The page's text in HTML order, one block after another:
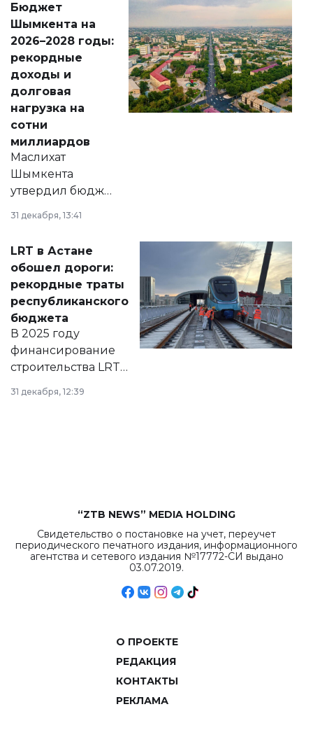
народу
Венесуэлы.
Бюджет
Шымкента на
2026–2028 годы:
рекордные
доходы и
долговая
нагрузка на
сотни
миллиардов
Маслихат
Шымкента
утвердил бюджет
города на 2026–
2028 годы.
документ
появился в базе
нормативных
правовых актов и
на сайте маслихат
города.
31 декабря, 13:41
LRT в Астане
обошел дороги:
рекордные траты
республиканского
бюджета
В 2025 году
финансирование
строительства LRT
в Астане из
республиканского
31 декабря, 12:39
“ZTB NEWS” MEDIA HOLDING
Свидетельство о постановке на учет, переучет
периодического печатного издания, информационного
агентства и сетевого издания №17772-СИ выдано
03.07.2019.
О ПРОЕКТЕ
РЕДАКЦИЯ
КОНТАКТЫ
РЕКЛАМА